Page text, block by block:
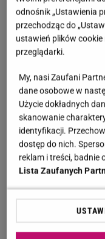
Zobacz wideo
podjaranym.
mistrzem"
Młody Franciszek
możliwości, by
II wojny światowej
Następnie za
politechnice w
niego. Aktor
nauczyciel
rezygnując ze
ojca, Pieczka
odnośnik „Ustawienia
przechodząc do
ustawień plików
przeglądarki.
My, nasi Zaufani
dane osobowe w
Użycie dokładnych
skanowanie
identyfikacji.
dostęp do nich.
reklam i treści, badnie
Lista Zaufanych